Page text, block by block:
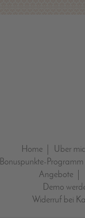
Home
Über
Bonuspunkte-
Angebote
Demo
Widerruf bei